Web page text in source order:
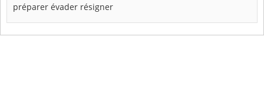
préparer évader résigner